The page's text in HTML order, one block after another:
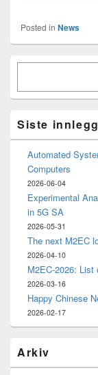
Posted in News
Primary
Area
Siste innlegg
Automated
Computers
2026-06-04
Experimental
in 5G SA
2026-05-31
The next M2EC
2026-04-10
M2EC-2026:
2026-03-16
Happy Chinese
2026-02-17
Arkiv